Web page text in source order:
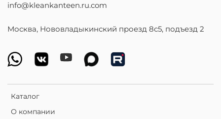
Каталог
О компании
info@kleankanteen.ru.com
Москва, Нововладыкинский проезд 8с5, подъезд 2